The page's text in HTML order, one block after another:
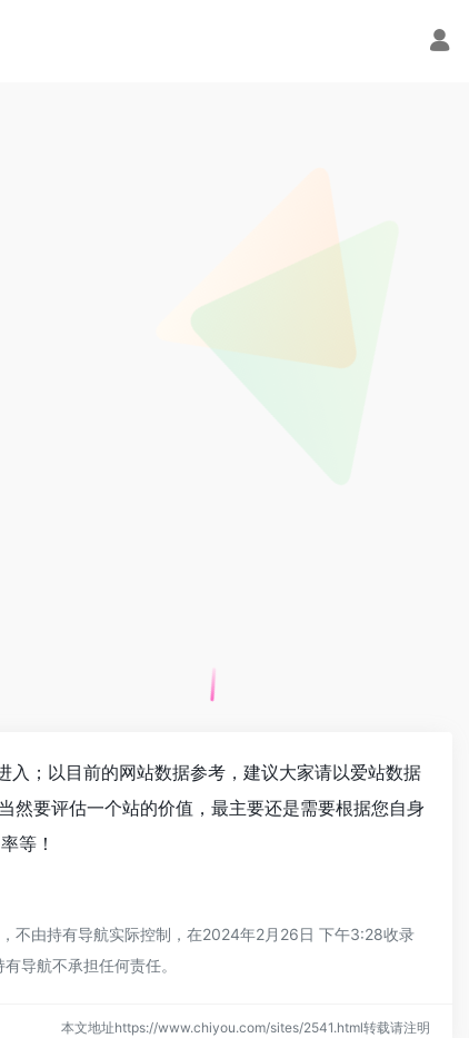
入；以目前的网站数据参考，建议大家请以爱站数据
然要评估一个站的价值，最主要还是需要根据您自身
等！
不由持有导航实际控制，在2024年2月26日 下午3:28收录
导航不承担任何责任。
本文地址https://www.chiyou.com/sites/2541.html转载请注明